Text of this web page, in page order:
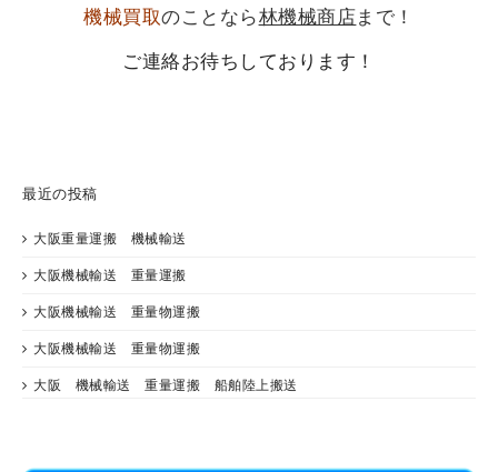
機械買取のことなら林機械商店まで！
ご連絡お待ちしております！
最近の投稿
大阪重量運搬 機械輸送
大阪機械輸送 重量運搬
大阪機械輸送 重量物運搬
大阪機械輸送 重量物運搬
大阪 機械輸送 重量運搬 船舶陸上搬送